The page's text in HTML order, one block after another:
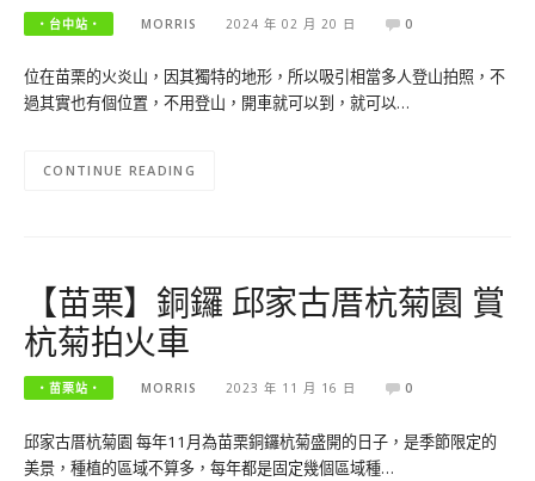
‧台中站‧ MORRIS 2024 年 02 月 20 日 0
位在苗栗的火炎山，因其獨特的地形，所以吸引相當多人登山拍照，不
過其實也有個位置，不用登山，開車就可以到，就可以…
CONTINUE READING
【苗栗】銅鑼 邱家古厝杭菊園 賞
杭菊拍火車
‧苗栗站‧ MORRIS 2023 年 11 月 16 日 0
邱家古厝杭菊園 每年11月為苗栗銅鑼杭菊盛開的日子，是季節限定的
美景，種植的區域不算多，每年都是固定幾個區域種…